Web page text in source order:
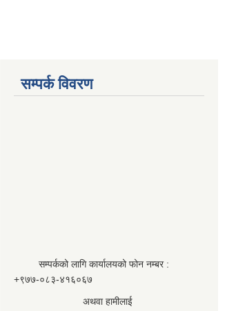
सम्पर्क विवरण
सम्पर्कको लागि कार्यालयको फोन नम्बर :
+९७७-०८३‍-४१६०६७
अथवा हामीलाई